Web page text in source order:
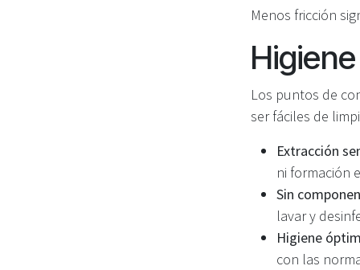
Menos fricción
Los puntos de
ser fáciles de
Extracción
ni formación
Sin
lavar y
Higiene
con las